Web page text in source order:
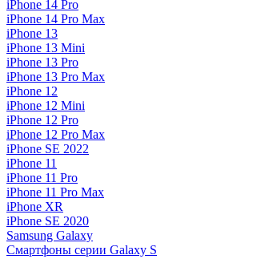
iPhone 14 Pro
iPhone 14 Pro Max
iPhone 13
iPhone 13 Mini
iPhone 13 Pro
iPhone 13 Pro Max
iPhone 12
iPhone 12 Mini
iPhone 12 Pro
iPhone 12 Pro Max
iPhone SE 2022
iPhone 11
iPhone 11 Pro
iPhone 11 Pro Max
iPhone XR
iPhone SE 2020
Samsung Galaxy
Смартфоны серии Galaxy S